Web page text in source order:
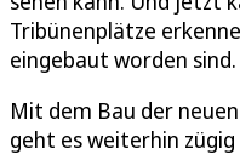
Tribünenplätze
eingebaut worden sind.
Mit dem Bau der
geht es weiterhin